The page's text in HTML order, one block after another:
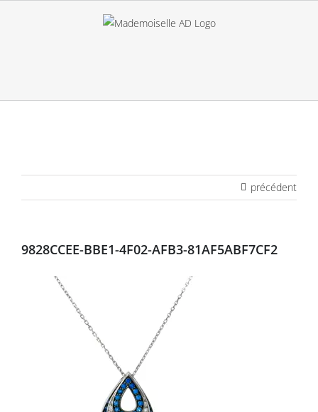
précédent
9828CCEE-BBE1-4F02-AFB3-81AF5ABF7CF2